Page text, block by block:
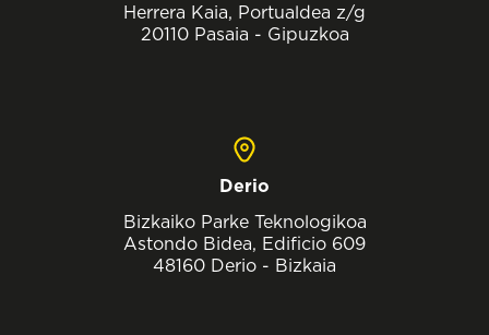
Herrera Kaia, Portualdea z/g
20110 Pasaia - Gipuzkoa
Derio
Bizkaiko Parke Teknologikoa
Astondo Bidea, Edificio 609
48160 Derio - Bizkaia